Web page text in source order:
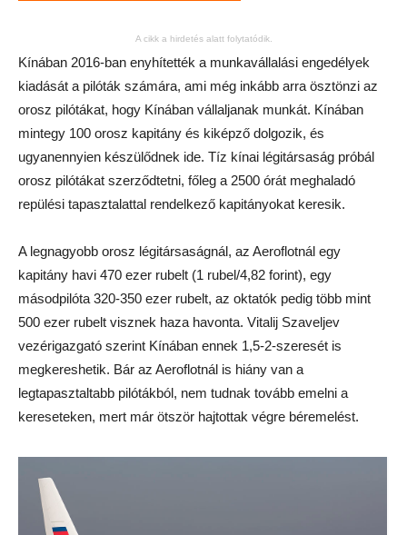
A cikk a hirdetés alatt folytatódik.
Kínában 2016-ban enyhítették a munkavállalási engedélyek
kiadását a pilóták számára, ami még inkább arra ösztönzi az
orosz pilótákat, hogy Kínában vállaljanak munkát. Kínában
mintegy 100 orosz kapitány és kiképző dolgozik, és
ugyanennyien készülődnek ide. Tíz kínai légitársaság próbál
orosz pilótákat szerződtetni, főleg a 2500 órát meghaladó
repülési tapasztalattal rendelkező kapitányokat keresik.
A legnagyobb orosz légitársaságnál, az Aeroflotnál egy
kapitány havi 470 ezer rubelt (1 rubel/4,82 forint), egy
másodpilóta 320-350 ezer rubelt, az oktatók pedig több mint
500 ezer rubelt visznek haza havonta. Vitalij Szaveljev
vezérigazgató szerint Kínában ennek 1,5-2-szeresét is
megkereshetik. Bár az Aeroflotnál is hiány van a
legtapasztaltabb pilótákból, nem tudnak tovább emelni a
kereseteken, mert már ötször hajtottak végre béremelést.